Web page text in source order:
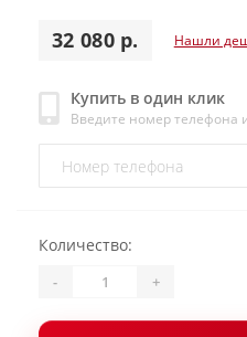
32 080 р. Нашли
Купить в один клик
Введите номер телефона
Количество:
- +